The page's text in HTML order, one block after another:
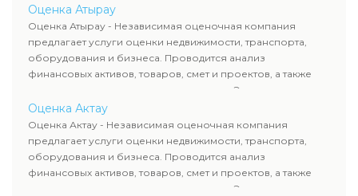
определяют рыночную стоимость имущества и
рассчитывают ущерб. Все отчеты соответствуют
требованиям законодательства и используются для
сделок, кредитования и судебных процессов.
Оценка Атырау
Оценка Атырау - Независимая оценочная компания
предлагает услуги оценки недвижимости, транспорта,
оборудования и бизнеса. Проводится анализ
финансовых активов, товаров, смет и проектов, а также
оценка животных и недропользования. Эксперты
определяют рыночную стоимость имущества и
рассчитывают ущерб. Все отчеты соответствуют
требованиям законодательства и используются для
сделок, кредитования и судебных процессов.
Оценка Актау
Оценка Актау - Независимая оценочная компания
предлагает услуги оценки недвижимости, транспорта,
оборудования и бизнеса. Проводится анализ
финансовых активов, товаров, смет и проектов, а также
оценка животных и недропользования. Эксперты